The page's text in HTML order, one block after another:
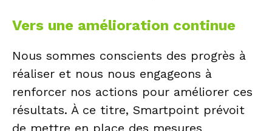
Vers une amélioration continue
Nous sommes conscients des progrès à
réaliser et nous nous engageons à
renforcer nos actions pour améliorer ces
résultats. À ce titre, Smartpoint prévoit
de mettre en place des mesures